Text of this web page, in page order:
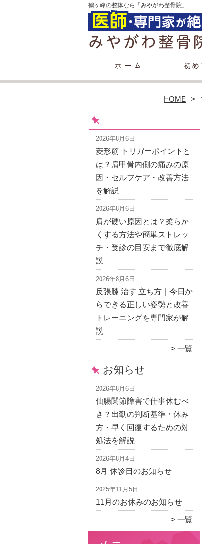
鶴ヶ峰の整体なら「みやがわ整骨院」
HOME
2026年8月6日
菱形筋 トリガーポイントと
は？肩甲骨内側の痛みの原
因・セルフケア・改善方法
を解説
2026年8月6日
肩が硬い原因とは？柔らか
くする方法や簡単ストレッ
チ・受診の目安まで徹底解
説
2026年8月6日
反張膝 治す 立ち方｜今日か
らできる正しい姿勢と改善
トレーニングを専門家が解
説
一覧
お知らせ
2026年8月6日
仙腸関節障害で仕事休むべ
き？出勤の判断基準・休み
方・早く回復するための対
処法を解説
2026年8月4日
8月 休診日のお知らせ
2025年11月5日
11月のお休みのお知らせ
一覧